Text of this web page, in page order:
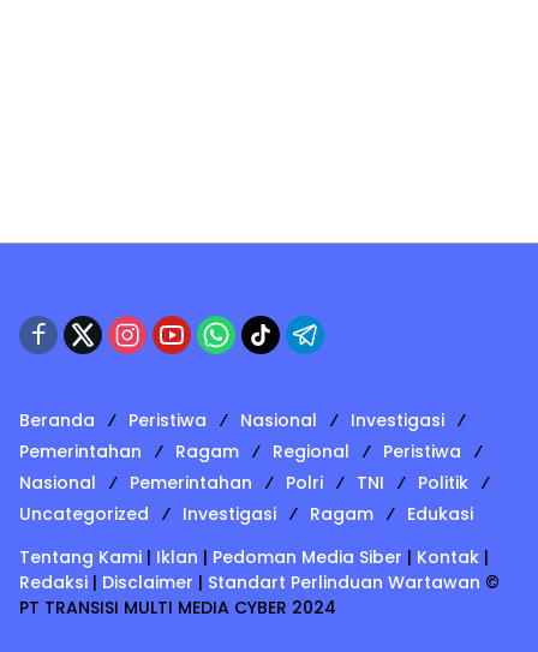
Beranda Peristiwa Nasional
Investigasi
Pemerintahan
Ragam Regional
Peristiwa
Nasional
Pemerintahan Polri TNI
Politik
Uncategorized
Investigasi Ragam
Edukasi
Tentang Kami | Iklan | Pedoman Media Siber | Kontak |
Redaksi | Disclaimer | Standart Perlinduan Wartawan ©
PT TRANSISI MULTI MEDIA CYBER 2024